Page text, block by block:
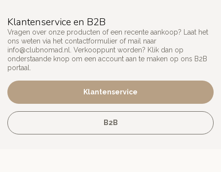
Klantenservice en B2B
Vragen over onze producten of een recente aankoop? Laat het
ons weten via het contactformulier of mail naar
info@clubnomad.nl
. Verkooppunt worden? Klik dan op
onderstaande knop om een account aan te maken op ons B2B
portaal.
Klantenservice
B2B